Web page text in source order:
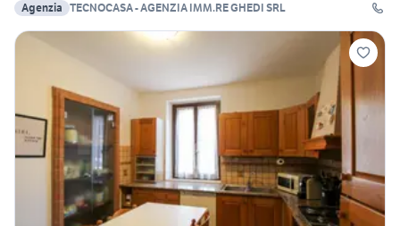
Agenzia TECNOCASA - AGENZIA IMM.RE GHEDI SRL